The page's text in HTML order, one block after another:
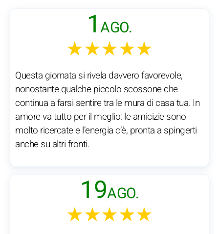
1AGO.
★★★★★
Questa giornata si rivela davvero favorevole,
nonostante qualche piccolo scossone che
continua a farsi sentire tra le mura di casa tua. In
amore va tutto per il meglio: le amicizie sono
molto ricercate e l’energia c’è, pronta a spingerti
anche su altri fronti.
19AGO.
★★★★★